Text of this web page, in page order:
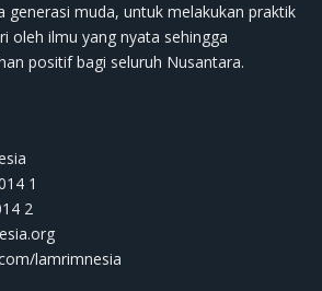
generasi muda, untuk melakukan praktik
oleh ilmu yang nyata sehingga
positif bagi seluruh Nusantara.
1
2
lamrimnesia